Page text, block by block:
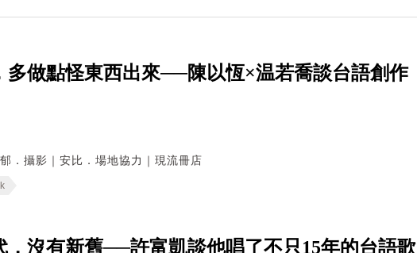
多做點怪東西出來──陳以恆×温若喬談台語創作
．攝影｜安比．場地協力｜現流冊店
，沒有新舊──許富凱談他唱了不只15年的台語歌